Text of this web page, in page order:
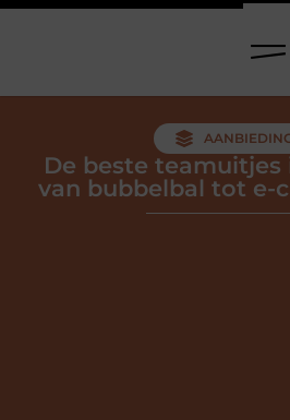
De beste teamuitjes
van bubbelbal tot e-